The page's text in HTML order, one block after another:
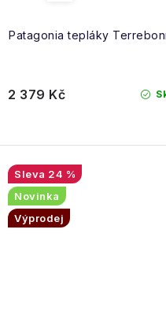
Patagonia tepláky
2 379 Kč
24 %
Novinka
Výprodej